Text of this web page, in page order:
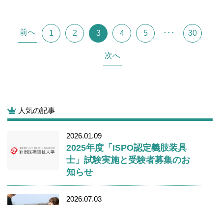
前へ 1 2 3 4 5 ･･･ 30
次へ
人気の記事
2026.01.09
2025年度「ISPO認定義肢装具
士」試験実施と受験者募集のお
知らせ
2026.07.03